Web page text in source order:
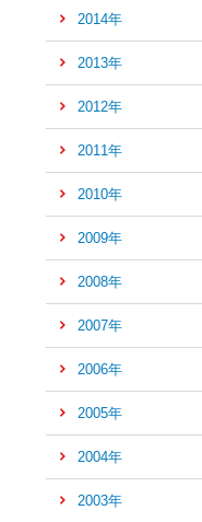
2014年
2013年
2012年
2011年
2010年
2009年
2008年
2007年
2006年
2005年
2004年
2003年